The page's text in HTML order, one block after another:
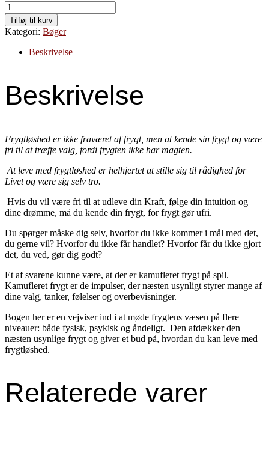
At
leve
med
frygtløshed
antal
Tilføj til kurv
Kategori: Bøger
Beskrivelse
Beskrivelse
Frygtløshed er ikke fraværet af frygt, men at kende sin frygt og være
fri til at træffe valg, fordi frygten ikke har magten.
At leve med frygtløshed er helhjertet at stille sig til rådighed for
Livet og være sig selv tro.
Hvis du vil være fri til at udleve din Kraft, følge din intuition og
dine drømme, må du kende din frygt, for frygt gør ufri.
Du spørger måske dig selv, hvorfor du ikke kommer i mål med det,
du gerne vil? Hvorfor du ikke får handlet? Hvorfor får du ikke gjort
det, du ved, gør dig godt?
Et af svarene kunne være, at der er kamufleret frygt på spil.
Kamufleret frygt er de impulser, der næsten usynligt styrer mange af
dine valg, tanker, følelser og overbevisninger.
Bogen her er en vejviser ind i at møde frygtens væsen på flere
niveauer: både fysisk, psykisk og åndeligt. Den afdækker den
næsten usynlige frygt og giver et bud på, hvordan du kan leve med
frygtløshed.
Relaterede varer